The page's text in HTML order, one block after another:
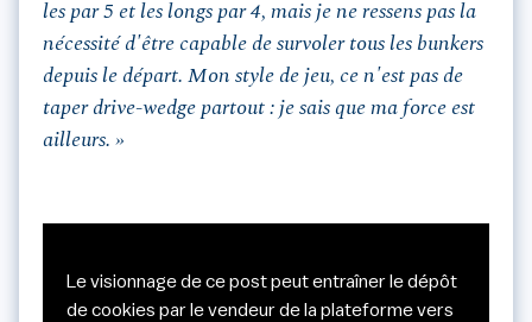
les par 5 et les longs par 4, mais je ne ressens pas la
nécessité d'être capable de survoler tous les bunkers
depuis le départ. Mon style de jeu, ce n'est pas de
taper drive-wedge partout : je sais que ma force est
ailleurs. »
Le visionnage de ce post peut entraîner le dépôt
de cookies par le vendeur de la plateforme vers